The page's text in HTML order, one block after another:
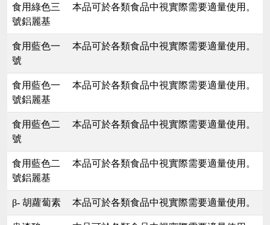
食用綠色三
號鋁麗基
本品可於各類食品中視實際需要適量使用。
食用藍色一
號
本品可於各類食品中視實際需要適量使用。
食用藍色一
號鋁麗基
本品可於各類食品中視實際需要適量使用。
食用藍色二
號
本品可於各類食品中視實際需要適量使用。
食用藍色二
號鋁麗基
本品可於各類食品中視實際需要適量使用。
β- 胡蘿蔔素 本品可於各類食品中視實際需要適量使用。